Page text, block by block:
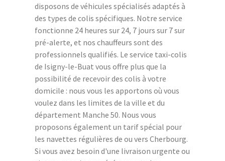
disposons de véhicules spécialisés adaptés à
des types de colis spécifiques. Notre service
fonctionne 24 heures sur 24, 7 jours sur 7 sur
pré-alerte, et nos chauffeurs sont des
professionnels qualifiés. Le service taxi-colis
de Isigny-le-Buat vous offre plus que la
possibilité de recevoir des colis à votre
domicile : nous vous les apportons où vous
voulez dans les limites de la ville et du
département Manche 50. Nous vous
proposons également un tarif spécial pour
les navettes régulières de ou vers Cherbourg.
Si vous avez besoin d'une livraison urgente ou